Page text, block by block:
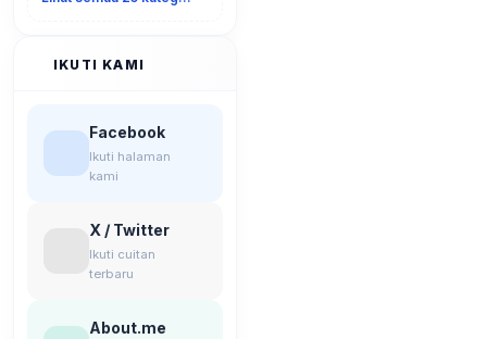
IKUTI KAMI
Facebook
Ikuti halaman
kami
X / Twitter
Ikuti cuitan
terbaru
About.me